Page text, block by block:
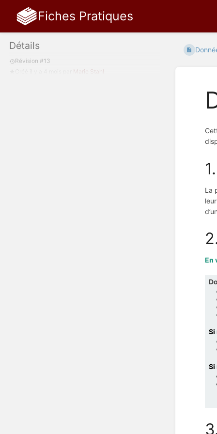
Fiches Pratiques
Détails
Révision #13
Marie Stahl
La
En
Si
Si